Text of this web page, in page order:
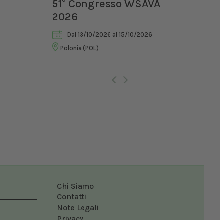
51° Congresso WSAVA
2026
Dal 13/10/2026 al 15/10/2026
Polonia (POL)
Chi Siamo
Contatti
Note Legali